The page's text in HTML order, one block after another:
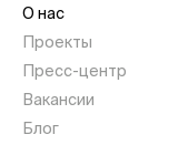
О нас
Проекты
Пресс-центр
Вакансии
Блог